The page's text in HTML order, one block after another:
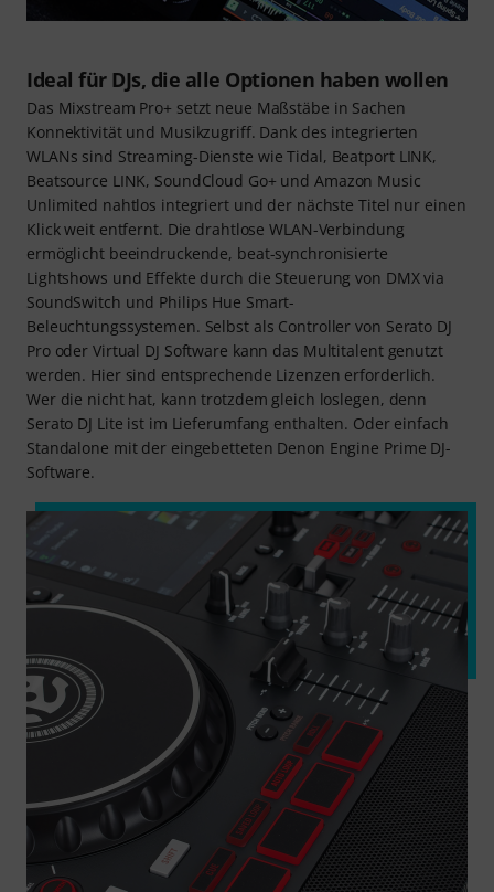
Ideal für DJs, die alle Optionen haben wollen
Das Mixstream Pro+ setzt neue Maßstäbe in Sachen
Konnektivität und Musikzugriff. Dank des integrierten
WLANs sind Streaming-Dienste wie Tidal, Beatport LINK,
Beatsource LINK, SoundCloud Go+ und Amazon Music
Unlimited nahtlos integriert und der nächste Titel nur einen
Klick weit entfernt. Die drahtlose WLAN-Verbindung
ermöglicht beeindruckende, beat-synchronisierte
Lightshows und Effekte durch die Steuerung von DMX via
SoundSwitch und Philips Hue Smart-
Beleuchtungssystemen. Selbst als Controller von Serato DJ
Pro oder Virtual DJ Software kann das Multitalent genutzt
werden. Hier sind entsprechende Lizenzen erforderlich.
Wer die nicht hat, kann trotzdem gleich loslegen, denn
Serato DJ Lite ist im Lieferumfang enthalten. Oder einfach
Standalone mit der eingebetteten Denon Engine Prime DJ-
Software.